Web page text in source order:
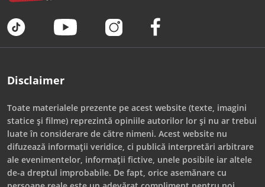
Disclaimer
Toate materialele prezente pe acest website (texte, imagini
statice și filme) reprezintă opiniile autorilor lor și nu ar trebui
luate în considerare de către nimeni. Acest website nu
difuzează informații veridice, ci publică interpretări arbitrare
ale evenimentelor, informații fictive, unele posibile iar altele
de-a dreptul improbabile. De fapt, orice asemănare cu